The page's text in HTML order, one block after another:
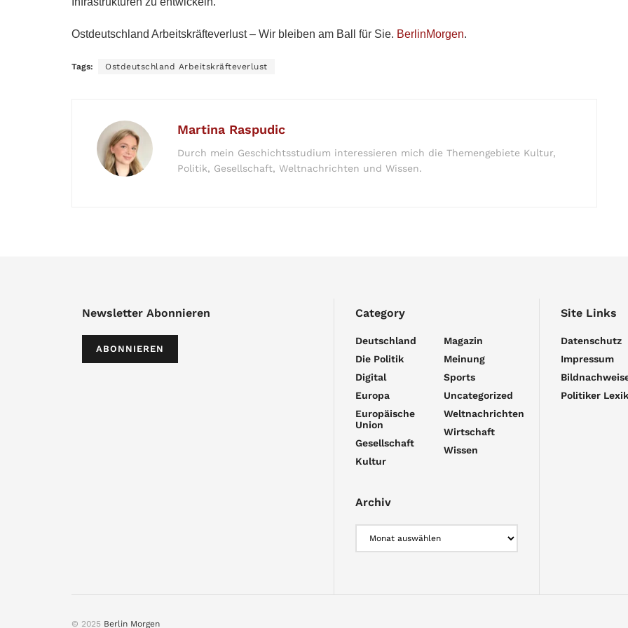
Ostdeutschland Arbeitskräfteverlust – Wir bleiben am Ball für Sie. BerlinMorgen.
Tags: Ostdeutschland Arbeitskräfteverlust
Martina Raspudic
Durch mein Geschichtsstudium interessieren mich die Themengebiete Kultur,
Politik, Gesellschaft, Weltnachrichten und Wissen.
Newsletter Abonnieren
ABONNIEREN
Category
Deutschland
Die Politik
Digital
Europa
Europäische
Union
Gesellschaft
Kultur
Magazin
Meinung
Sports
Uncategorized
Weltnachrichten
Wirtschaft
Wissen
Archiv
Site Links
Datenschutz
Impressum
Politiker
© 2025 Berlin Morgen